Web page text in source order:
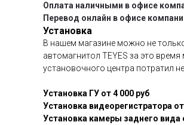
Оплата наличными в офисе
Перевод онлайн в офисе
Установка
В нашем магазине можно не
автомагнитол TEYES за это
установочного центра потратил
Установка ГУ от 4 000 руб
Установка видеорегистратора от
Установка камеры заднего вида